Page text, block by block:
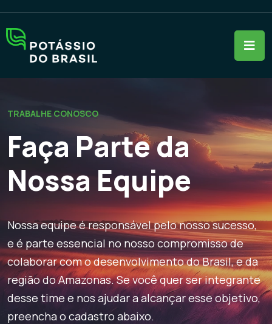
TRABALHE CONOSCO
Faça Parte da
Nossa Equipe
Nossa equipe é responsável pelo nosso sucesso,
e é parte essencial no nosso compromisso de
colaborar com o desenvolvimento do Brasil, e da
região do Amazonas. Se você quer ser integrante
desse time e nos ajudar a alcançar esse objetivo,
preencha o cadastro abaixo.